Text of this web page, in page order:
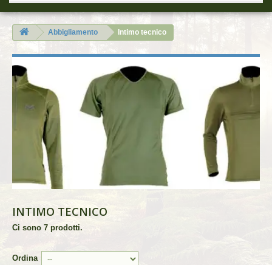
Abbigliamento Intimo tecnico
INTIMO TECNICO
Ci sono 7 prodotti.
Ordina